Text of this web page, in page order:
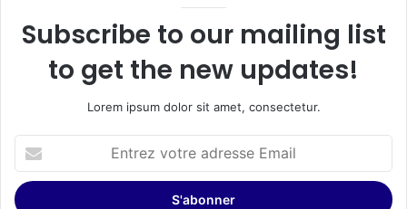
Subscribe to our mailing list
to get the new updates!
Lorem ipsum dolor sit amet, consectetur.
votre
adresse
Email